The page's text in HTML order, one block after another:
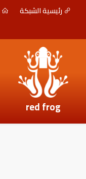
رئيسية الشبكة
red frog